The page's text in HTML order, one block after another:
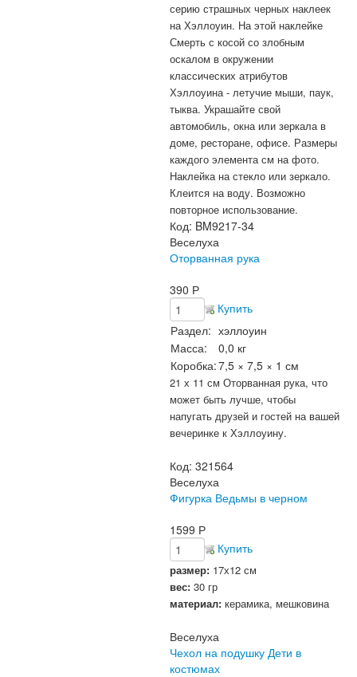
серию страшных черных наклеек
на Хэллоуин. На этой наклейке
Смерть с косой со злобным
оскалом в окружении
классических атрибутов
Хэллоуина - летучие мыши, паук,
тыква. Украшайте свой
автомобиль, окна или зеркала в
доме, ресторане, офисе. Размеры
каждого элемента см на фото.
Наклейка на стекло или зеркало.
Клеится на воду. Возможно
повторное использование.
Код: BM9217-34
Веселуха
Оторванная рука
390 Р
Купить
Раздел: хэллоуин
Масса:
0,0 кг
Коробка:7,5 × 7,5 × 1 см
21 х 11 см Оторванная рука, что
может быть лучше, чтобы
напугать друзей и гостей на вашей
вечеринке к Хэллоуину.
Код: 321564
Веселуха
Фигурка Ведьмы в черном
1599 Р
Купить
размер: 17х12 см
вес: 30 гр
материал: керамика, мешковина
Веселуха
Чехол на подушку Дети в
костюмах